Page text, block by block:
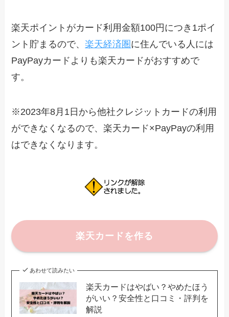
楽天ポイントがカード利用金額100円につき1ポイ
ント貯まるので、楽天経済圏に住んでいる人には
PayPayカードよりも楽天カードがおすすめで
す。
※2023年8月1日から他社クレジットカードの利用
ができなくなるので、楽天カード×PayPayの利用
はできなくなります。
楽天カードを作る
あわせて読みたい
楽天カードはやばい？やめたほう
がいい？安全性と口コミ・評判を
解説